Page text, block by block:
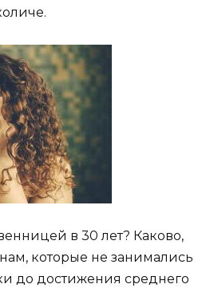
в 30 лет? Каково,
которые не занимались
до достижения среднего